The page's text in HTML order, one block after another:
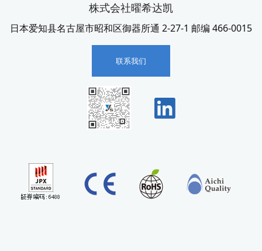
株式会社曜希达凯
日本爱知县名古屋市昭和区御器所通 2-27-1 邮编 466-0015
联系我们